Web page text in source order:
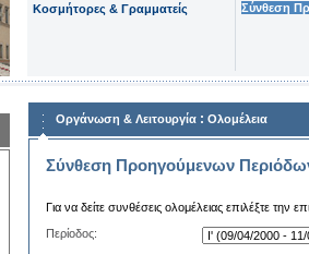
Κοσμήτορες & Γραμματείς Σύνθεση
Οργάνωση & Λειτουργία : Ολομέλεια
Σύνθεση Προηγούμενων
Για να δείτε συνθέσεις ολομέλειας επιλέξτε την
Περίοδος: